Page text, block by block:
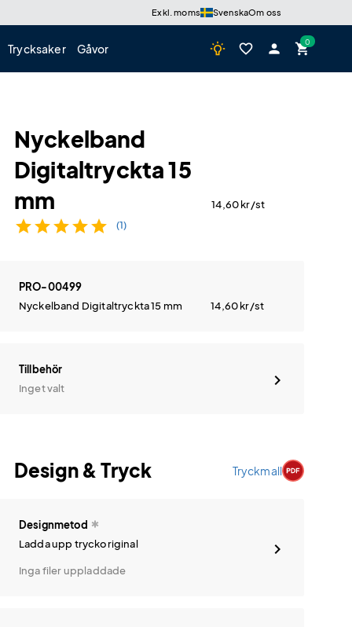
Exkl. moms SvenskaOm oss
Trycksaker Gåvor wb_incandescent favorite_border person shopping_cart
Nyckelband
Digitaltryckta 15
mm
14,60kr/st
starstarstarstarstar (1)
PRO-00499
Nyckelband Digitaltryckta 15 mm
14,60kr/st
Tillbehör
Inget valt
Design & Tryck Tryckmall
Designmetod
Ladda upp tryckoriginal
Inga filer uppladdade